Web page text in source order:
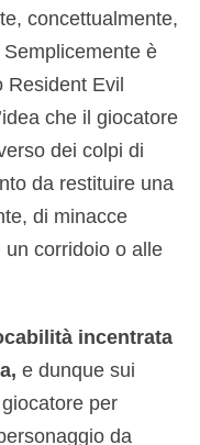
concettualmente,
è
Resident Evil
che il giocatore
dei colpi di
da restituire una
di minacce
un corridoio o alle
incentrata
e dunque sui
per
da